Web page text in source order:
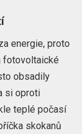
energie, proto
fotovoltaické
obsadily
si oproti
teplé počasí
skokanů